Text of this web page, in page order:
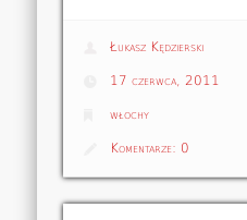
Łukasz Kędzierski
17 czerwca, 2011
włochy
Komentarze: 0